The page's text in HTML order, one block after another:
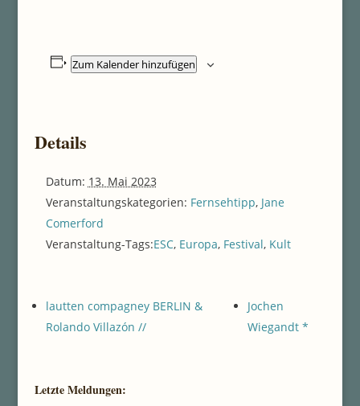
Zum Kalender hinzufügen
Details
Datum: 13. Mai 2023
Veranstaltungskategorien: Fernsehtipp, Jane
Comerford
Veranstaltung-Tags:ESC, Europa, Festival, Kult
lautten compagney BERLIN &
Rolando Villazón //
Jochen
Wiegandt *
Letzte Meldungen: